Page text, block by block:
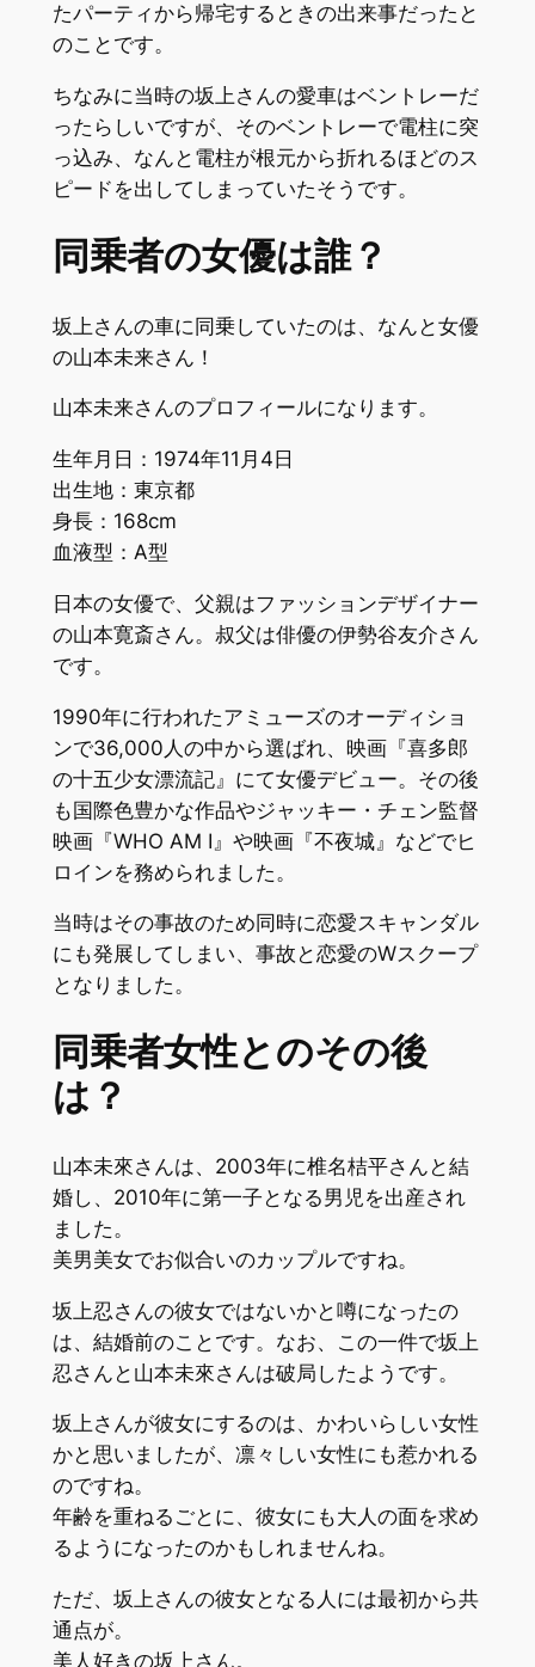
たパーティから帰宅するときの出来事だったと
のことです。
ちなみに当時の坂上さんの愛車はベントレーだ
ったらしいですが、そのベントレーで電柱に突
っ込み、なんと電柱が根元から折れるほどのス
ピードを出してしまっていたそうです。
同乗者の女優は誰？
坂上さんの車に同乗していたのは、なんと女優
の山本未来さん！
山本未来さんのプロフィールになります。
生年月日：1974年11月4日
出生地：東京都
身長：168cm
血液型：A型
日本の女優で、父親はファッションデザイナー
の山本寛斎さん。叔父は俳優の伊勢谷友介さん
です。
1990年に行われたアミューズのオーディショ
ンで36,000人の中から選ばれ、映画『喜多郎
の十五少女漂流記』にて女優デビュー。その後
も国際色豊かな作品やジャッキー・チェン監督
映画『WHO AM I』や映画『不夜城』などでヒ
ロインを務められました。
当時はその事故のため同時に恋愛スキャンダル
にも発展してしまい、事故と恋愛のWスクープ
となりました。
同乗者女性とのその後
は？
山本未來さんは、2003年に椎名桔平さんと結
婚し、2010年に第一子となる男児を出産され
ました。
美男美女でお似合いのカップルですね。
坂上忍さんの彼女ではないかと噂になったの
は、結婚前のことです。なお、この一件で坂上
忍さんと山本未來さんは破局したようです。
坂上さんが彼女にするのは、かわいらしい女性
かと思いましたが、凛々しい女性にも惹かれる
のですね。
年齢を重ねるごとに、彼女にも大人の面を求め
るようになったのかもしれませんね。
ただ、坂上さんの彼女となる人には最初から共
通点が。
美人好きの坂上さん。